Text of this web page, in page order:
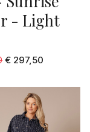
- Light
€ 297,50